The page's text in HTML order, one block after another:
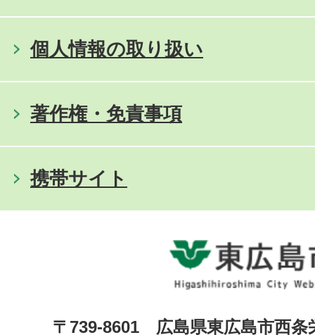
個人情報の取り扱い
著作権・免責事項
携帯サイト
〒739-8601 広島県東広島市西